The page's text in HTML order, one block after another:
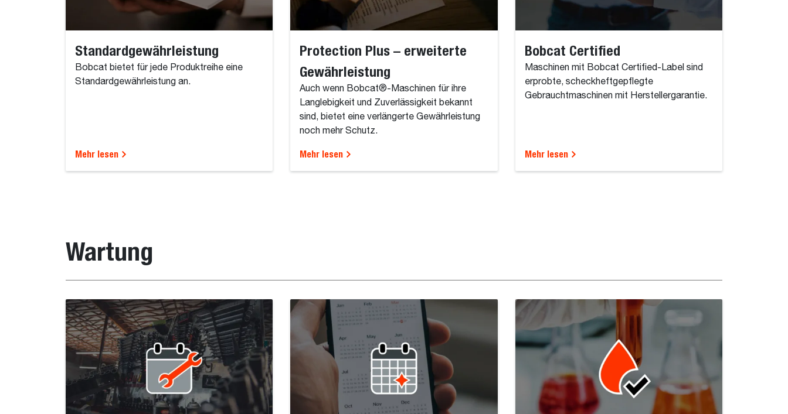
Standardgewährleistung
Bobcat bietet für jede Produktreihe eine
Standardgewährleistung an.
Mehr lesen
Protection Plus – erweiterte
Gewährleistung
Auch wenn Bobcat®-Maschinen für ihre
Langlebigkeit und Zuverlässigkeit bekannt
sind, bietet eine verlängerte Gewährleistung
noch mehr Schutz.
Mehr lesen
Bobcat Certified
Maschinen mit Bobcat Certified-Label sind
erprobte, scheckheftgepflegte
Gebrauchtmaschinen mit Herstellergarantie.
Mehr lesen
Wartung